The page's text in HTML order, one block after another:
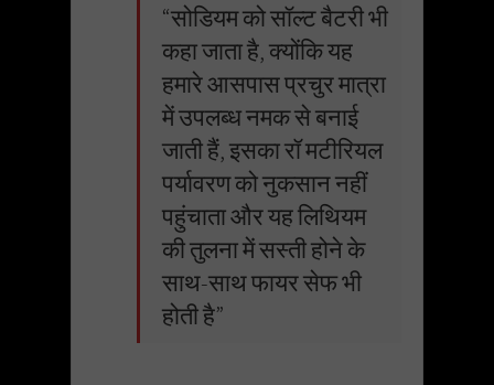
“सोडियम को सॉल्ट बैटरी भी
कहा जाता है, क्योंकि यह
हमारे आसपास प्रचुर मात्रा
में उपलब्ध नमक से बनाई
जाती हैं, इसका रॉ मटीरियल
पर्यावरण को नुकसान नहीं
पहुंचाता और यह लिथियम
की तुलना में सस्ती होने के
साथ-साथ फायर सेफ भी
होती है”